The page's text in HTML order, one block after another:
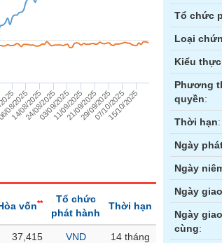
2025
14/08/2025
24/08/2025
03/09/2025
11/09/2025
21/09/2025
29/09/2025
07/10/2025
15/10/2025
vốn**
Tổ chức
phát hành
Thời hạn
37,415 VND 14 tháng
Tổ chức
Loại
Kiểu
Phương
quyền:
Thời hạn:
Ngày
Ngày
Ngày
Ngày
cùng: